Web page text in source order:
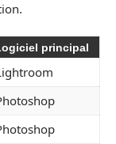
principal